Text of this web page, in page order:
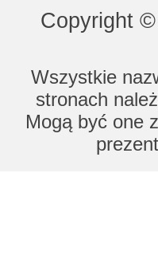
Copyright
Wszystkie
stronach
Mogą być one